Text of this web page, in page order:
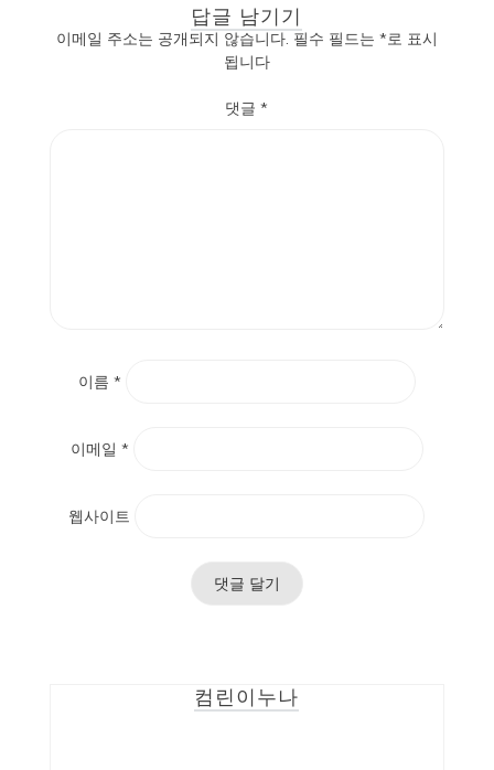
답글 남기기
이메일 주소는 공개되지 않습니다. 필수 필드는 *로 표시
됩니다
댓글*
이름 *
이메일 *
웹사이트
컴린이누나